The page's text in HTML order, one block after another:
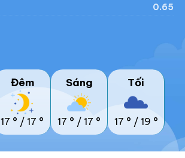
0.65
Đêm
17 ° / 17 °
Sáng
17 ° / 17 °
Tối
17 ° / 19 °